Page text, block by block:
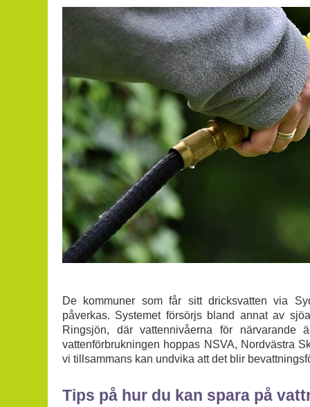
De kommuner som får sitt dricksvatten via
påverkas. Systemet försörjs bland annat av
Ringsjön, där vattennivåerna för närvarande
vattenförbrukningen hoppas NSVA, Nordvästra
vi tillsammans kan undvika att det blir
Tips på hur du kan spara på